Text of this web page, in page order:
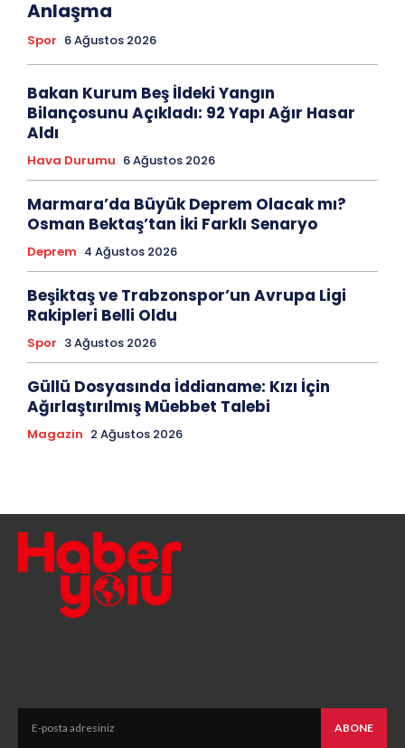
Anlaşma
Spor 6 Ağustos 2026
Bakan Kurum Beş İldeki Yangın
Bilançosunu Açıkladı: 92 Yapı Ağır Hasar
Aldı
Hava Durumu 6 Ağustos 2026
Marmara’da Büyük Deprem Olacak mı?
Osman Bektaş’tan İki Farklı Senaryo
Deprem 4 Ağustos 2026
Beşiktaş ve Trabzonspor’un Avrupa Ligi
Rakipleri Belli Oldu
Spor 3 Ağustos 2026
Güllü Dosyasında İddianame: Kızı İçin
Ağırlaştırılmış Müebbet Talebi
Magazin 2 Ağustos 2026
ABONE